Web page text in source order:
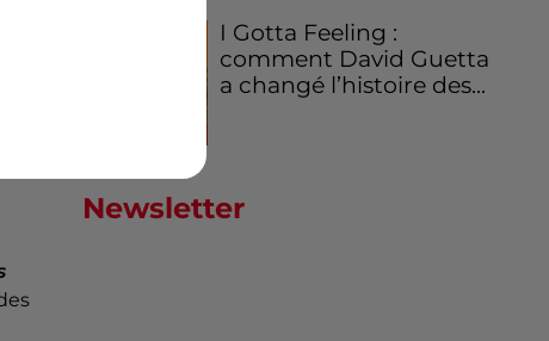
I Gotta Feeling :
comment David Guetta
a changé l’histoire des...
Newsletter